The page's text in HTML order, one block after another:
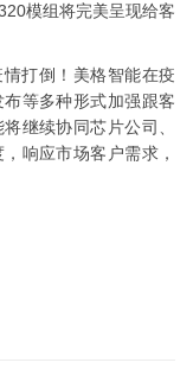
模组将完美呈现给客
打倒！美格智能在疫
等多种形式加强跟客
继续协同芯片公司、
响应市场客户需求，